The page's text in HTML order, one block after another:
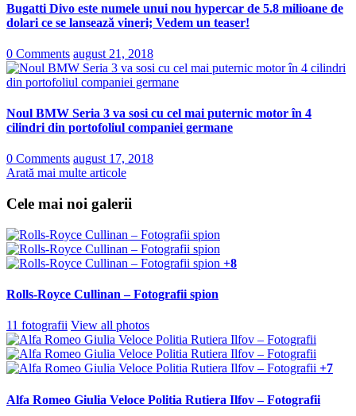
Bugatti Divo este numele unui nou hypercar de 5.8 milioane de
dolari ce se lansează vineri; Vedem un teaser!
0 Comments august 21, 2018
Noul BMW Seria 3 va sosi cu cel mai puternic motor în 4
cilindri din portofoliul companiei germane
0 Comments august 17, 2018
Arată mai multe articole
Cele mai noi galerii
+8
Rolls-Royce Cullinan – Fotografii spion
11 fotografii View all photos
+7
Alfa Romeo Giulia Veloce Politia Rutiera Ilfov – Fotografii